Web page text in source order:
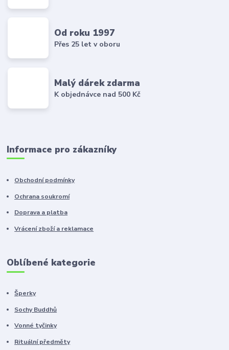
Od roku 1997
Přes 25 let v oboru
Malý dárek zdarma
K objednávce nad 500 Kč
Informace pro zákazníky
Obchodní podmínky
Ochrana soukromí
Doprava a platba
Vrácení zboží a reklamace
Oblíbené kategorie
Šperky
Sochy Buddhů
Vonné tyčinky
Rituální předměty